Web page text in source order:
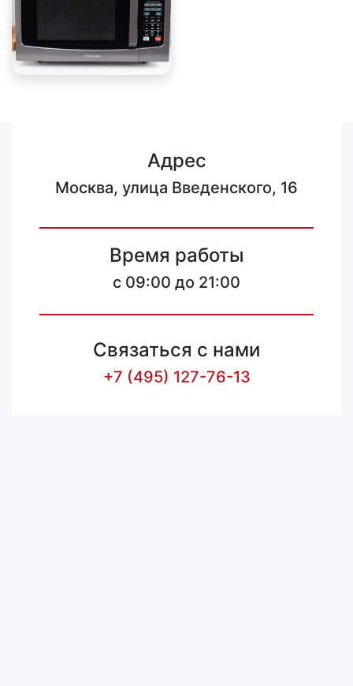
Адрес
Москва, улица Введенского, 16
Время работы
c 09:00 до 21:00
Связаться с нами
+7 (495) 127-76-13